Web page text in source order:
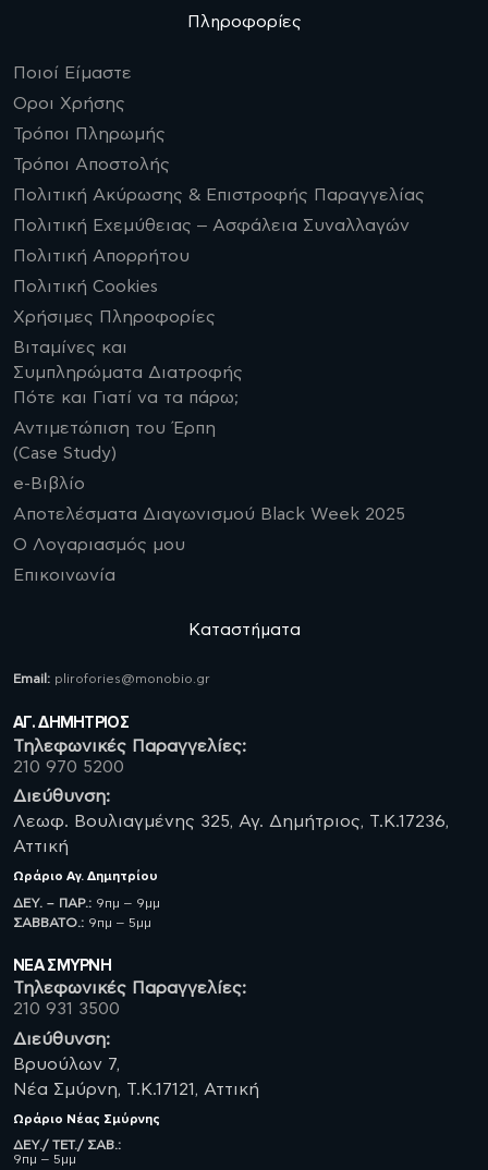
Πληροφορίες
Ποιοί Είμαστε
Οροι Χρήσης
Τρόποι Πληρωμής
Τρόποι Αποστολής
Πολιτική Ακύρωσης & Επιστροφής Παραγγελίας
Πολιτική Εχεμύθειας – Ασφάλεια Συναλλαγών
Πολιτική Απορρήτου
Πολιτική Cookies
Χρήσιμες Πληροφορίες
Βιταμίνες και
Συμπληρώματα Διατροφής
Πότε και Γιατί να τα πάρω;
Αντιμετώπιση του Έρπη
(Case Study)
e-Βιβλίο
Αποτελέσματα Διαγωνισμού Black Week 2025
Ο Λογαριασμός μου
Επικοινωνία
Καταστήματα
Email: plirofories@monobio.gr
ΑΓ. ΔΗΜΗΤΡΙΟΣ
Τηλεφωνικές Παραγγελίες:
210 970 5200
Διεύθυνση:
Λεωφ. Βουλιαγμένης 325, Αγ. Δημήτριος, Τ.Κ.17236,
Αττική
Ωράριο Αγ. Δημητρίου
ΔΕΥ. – ΠΑΡ.: 9πμ – 9μμ
ΣΑΒBATO.: 9πμ – 5μμ
ΝΈΑ ΣΜΥΡΝΗ
Τηλεφωνικές Παραγγελίες:
210 931 3500
Διεύθυνση:
Βρυούλων 7,
Νέα Σμύρνη, Τ.Κ.17121, Αττική
Ωράριο Νέας Σμύρνης
ΔΕΥ./ ΤΕΤ./ ΣΑΒ.:
9πμ – 5μμ